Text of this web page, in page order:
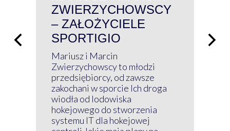
ZWIERZYCHOWSCY
– ZAŁOŻYCIELE
SPORTIGIO
Mariusz i Marcin
Zwierzychowscy to młodzi
przedsiębiorcy, od zawsze
zakochani w sporcie Ich droga
wiodła od lodowiska
hokejowego do stworzenia
systemu IT dla hokejowej